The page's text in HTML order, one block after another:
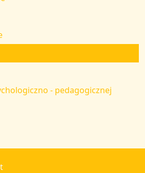
- pedagogicznej